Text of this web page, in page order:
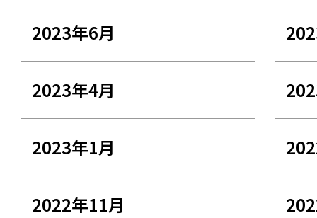
2023年6月
2023年4月
2023年1月
2022年11月